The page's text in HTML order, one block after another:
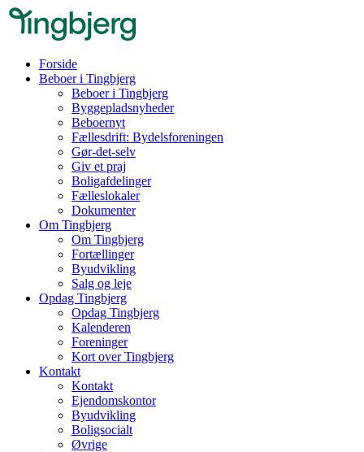
Forside
Beboer i Tingbjerg
Beboer i Tingbjerg
Byggepladsnyheder
Beboernyt
Fællesdrift: Bydelsforeningen
Gør-det-selv
Giv et praj
Boligafdelinger
Fælleslokaler
Dokumenter
Om Tingbjerg
Om Tingbjerg
Fortællinger
Byudvikling
Salg og leje
Opdag Tingbjerg
Opdag Tingbjerg
Kalenderen
Foreninger
Kort over Tingbjerg
Kontakt
Kontakt
Ejendomskontor
Byudvikling
Boligsocialt
Øvrige